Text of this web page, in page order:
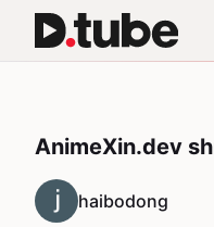
AnimeXin.dev
haibodong